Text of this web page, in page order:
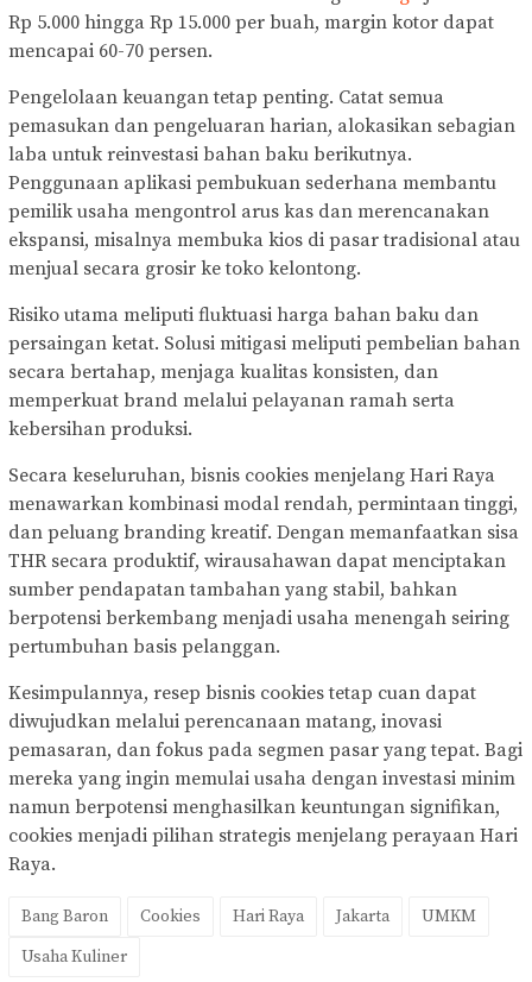
Rp 5.000 hingga Rp 15.000 per buah, margin kotor dapat
mencapai 60-70 persen.
Pengelolaan keuangan tetap penting. Catat semua
pemasukan dan pengeluaran harian, alokasikan sebagian
laba untuk reinvestasi bahan baku berikutnya.
Penggunaan aplikasi pembukuan sederhana membantu
pemilik usaha mengontrol arus kas dan merencanakan
ekspansi, misalnya membuka kios di pasar tradisional atau
menjual secara grosir ke toko kelontong.
Risiko utama meliputi fluktuasi harga bahan baku dan
persaingan ketat. Solusi mitigasi meliputi pembelian bahan
secara bertahap, menjaga kualitas konsisten, dan
memperkuat brand melalui pelayanan ramah serta
kebersihan produksi.
Secara keseluruhan, bisnis cookies menjelang Hari Raya
menawarkan kombinasi modal rendah, permintaan tinggi,
dan peluang branding kreatif. Dengan memanfaatkan sisa
THR secara produktif, wirausahawan dapat menciptakan
sumber pendapatan tambahan yang stabil, bahkan
berpotensi berkembang menjadi usaha menengah seiring
pertumbuhan basis pelanggan.
Kesimpulannya, resep bisnis cookies tetap cuan dapat
diwujudkan melalui perencanaan matang, inovasi
pemasaran, dan fokus pada segmen pasar yang tepat. Bagi
mereka yang ingin memulai usaha dengan investasi minim
namun berpotensi menghasilkan keuntungan signifikan,
cookies menjadi pilihan strategis menjelang perayaan Hari
Raya.
Bang Baron Cookies Hari Raya Jakarta
UMKM
Usaha Kuliner